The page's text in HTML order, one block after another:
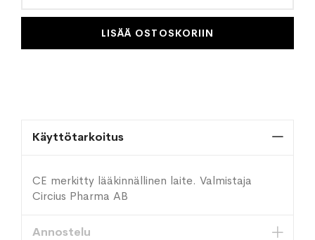
LISÄÄ OSTOSKORIIN
Käyttötarkoitus
CE merkitty lääkinnällinen laite. Valmistaja
Circius Pharma AB
Annostelu